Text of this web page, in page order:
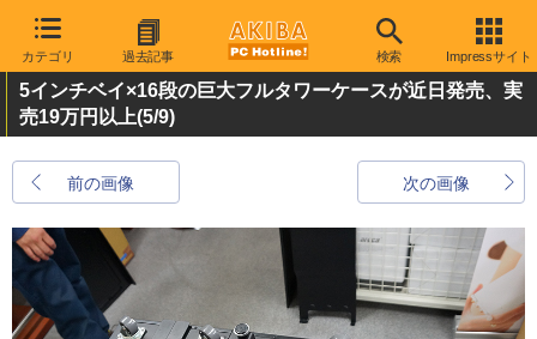
カテゴリ 過去記事 検索 Impressサイト
5インチベイ×16段の巨大フルタワーケースが近日発売、実
売19万円以上(5/9)
前の画像 次の画像